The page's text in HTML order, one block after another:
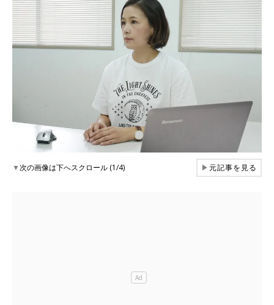
▼次の画像は下へスクロール (1/4) ▶元記事を見る